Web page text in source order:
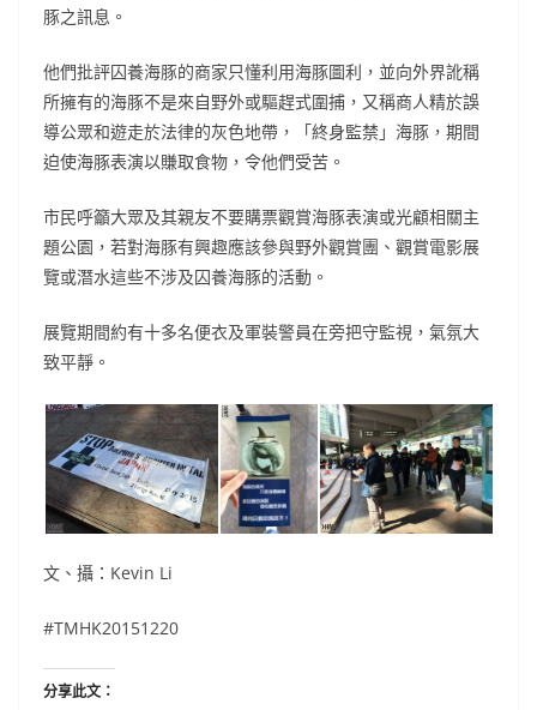
豚之訊息。
他們批評囚養海豚的商家只懂利用海豚圖利，並向外界訛稱
所擁有的海豚不是來自野外或驅趕式圍捕，又稱商人精於誤
導公眾和遊走於法律的灰色地帶，「終身監禁」海豚，期間
迫使海豚表演以賺取食物，令他們受苦。
市民呼籲大眾及其親友不要購票觀賞海豚表演或光顧相關主
題公園，若對海豚有興趣應該參與野外觀賞團、觀賞電影展
覽或潛水這些不涉及囚養海豚的活動。
展覽期間約有十多名便衣及軍裝警員在旁把守監視，氣氛大
致平靜。
文、攝：Kevin Li
#TMHK20151220
分享此文：